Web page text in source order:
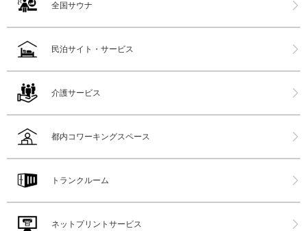
全国サウナ
民泊サイト・サービス
介護サービス
都内コワーキングスペース
トランクルーム
ネットプリントサービス